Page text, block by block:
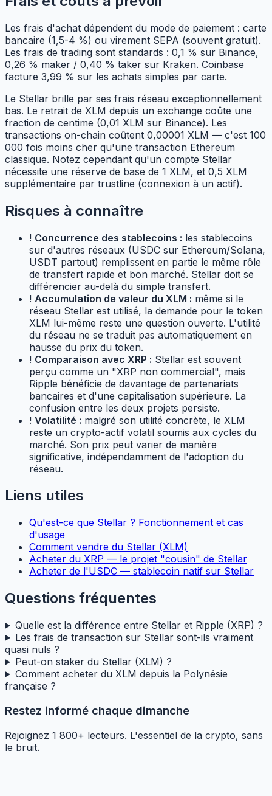
Les frais d'achat dépendent du mode de paiement : carte
bancaire (1,5-4 %) ou virement SEPA (souvent gratuit).
Les frais de trading sont standards : 0,1 % sur Binance,
0,26 % maker / 0,40 % taker sur Kraken. Coinbase
facture 3,99 % sur les achats simples par carte.
Le Stellar brille par ses frais réseau exceptionnellement
bas. Le retrait de XLM depuis un exchange coûte une
fraction de centime (0,01 XLM sur Binance). Les
transactions on-chain coûtent 0,00001 XLM — c'est 100
000 fois moins cher qu'une transaction Ethereum
classique. Notez cependant qu'un compte Stellar
nécessite une réserve de base de 1 XLM, et 0,5 XLM
supplémentaire par trustline (connexion à un actif).
Risques à connaître
! Concurrence des stablecoins : les stablecoins
sur d'autres réseaux (USDC sur Ethereum/Solana,
USDT partout) remplissent en partie le même rôle
de transfert rapide et bon marché. Stellar doit se
différencier au-delà du simple transfert.
! Accumulation de valeur du XLM : même si le
réseau Stellar est utilisé, la demande pour le token
XLM lui-même reste une question ouverte. L'utilité
du réseau ne se traduit pas automatiquement en
hausse du prix du token.
! Comparaison avec XRP : Stellar est souvent
perçu comme un "XRP non commercial", mais
Ripple bénéficie de davantage de partenariats
bancaires et d'une capitalisation supérieure. La
confusion entre les deux projets persiste.
! Volatilité : malgré son utilité concrète, le XLM
reste un crypto-actif volatil soumis aux cycles du
marché. Son prix peut varier de manière
significative, indépendamment de l'adoption du
réseau.
Liens utiles
Qu'est-ce que Stellar ? Fonctionnement et cas
d'usage
Comment vendre du Stellar (XLM)
Acheter du XRP — le projet "cousin" de Stellar
Acheter de l'USDC — stablecoin natif sur Stellar
Questions fréquentes
Quelle est la différence entre Stellar et Ripple (XRP) ?
Les frais de transaction sur Stellar sont-ils vraiment
quasi nuls ?
Peut-on staker du Stellar (XLM) ?
Comment acheter du XLM depuis la Polynésie
française ?
Restez informé chaque dimanche
Rejoignez 1 800+ lecteurs. L'essentiel de la crypto, sans
le bruit.